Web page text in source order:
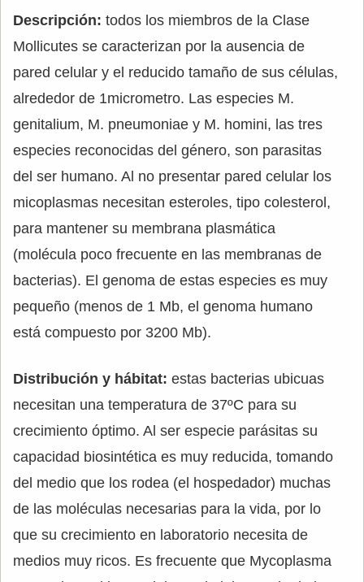
Descripción: todos los miembros de la Clase
Mollicutes se caracterizan por la ausencia de
pared celular y el reducido tamaño de sus células,
alrededor de 1micrometro. Las especies M.
genitalium, M. pneumoniae y M. homini, las tres
especies reconocidas del género, son parasitas
del ser humano. Al no presentar pared celular los
micoplasmas necesitan esteroles, tipo colesterol,
para mantener su membrana plasmática
(molécula poco frecuente en las membranas de
bacterias). El genoma de estas especies es muy
pequeño (menos de 1 Mb, el genoma humano
está compuesto por 3200 Mb).
Distribución y hábitat: estas bacterias ubicuas
necesitan una temperatura de 37ºC para su
crecimiento óptimo. Al ser especie parásitas su
capacidad biosintética es muy reducida, tomando
del medio que los rodea (el hospedador) muchas
de las moléculas necesarias para la vida, por lo
que su crecimiento en laboratorio necesita de
medios muy ricos. Es frecuente que Mycoplasma